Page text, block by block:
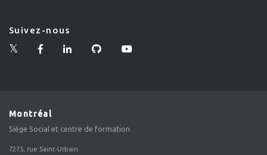
Suivez-nous
Montréal
Siège Social et centre de formation
7275, rue Saint-Urbain